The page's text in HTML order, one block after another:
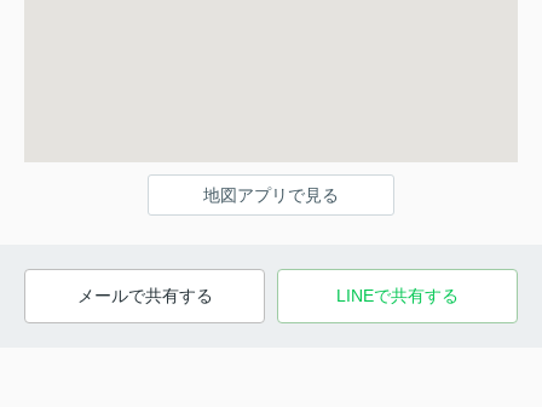
地図アプリで見る
メールで共有する LINEで共有する